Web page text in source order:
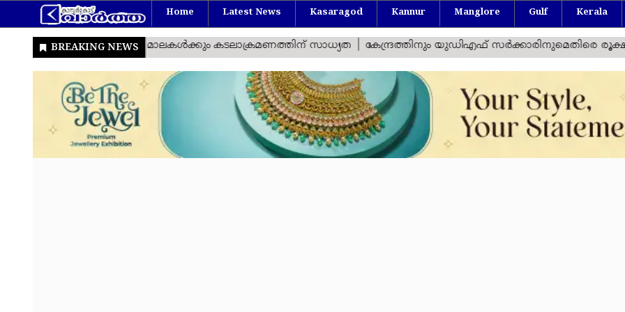
Home Latest News Kasaragod Kannur Manglore Gulf Kerala